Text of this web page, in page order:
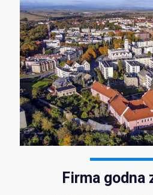
Firma godna